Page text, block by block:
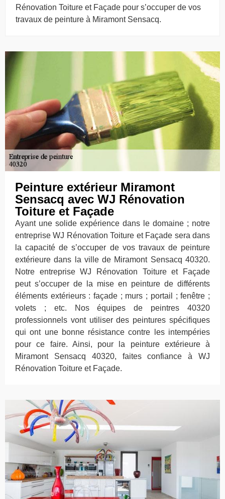
Rénovation Toiture et Façade pour s’occuper de vos
travaux de peinture à Miramont Sensacq.
Peinture extérieur Miramont
Sensacq avec WJ Rénovation
Toiture et Façade
Ayant une solide expérience dans le domaine ; notre
entreprise WJ Rénovation Toiture et Façade sera dans
la capacité de s’occuper de vos travaux de peinture
extérieure dans la ville de Miramont Sensacq 40320.
Notre entreprise WJ Rénovation Toiture et Façade
peut s’occuper de la mise en peinture de différents
éléments extérieurs : façade ; murs ; portail ; fenêtre ;
volets ; etc. Nos équipes de peintres 40320
professionnels vont utiliser des peintures spécifiques
qui ont une bonne résistance contre les intempéries
pour ce faire. Ainsi, pour la peinture extérieure à
Miramont Sensacq 40320, faites confiance à WJ
Rénovation Toiture et Façade.